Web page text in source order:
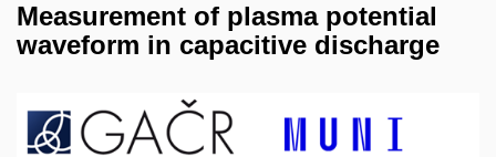
Measurement of plasma potential
waveform in capacitive discharge